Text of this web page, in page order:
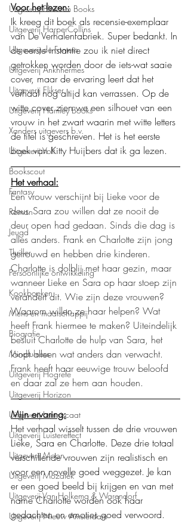
Uitgeverij Blossom Books
Uitgeverij HarperCollins
Uitgeverij de Fontein
Uitgeverij Ankhhermes
Uitgeverij Elikser
Uitgeverij Hamley Books
Xanders uitgevers b.v.
Uitgeverij Volt
Bookscout
Fantasy
Roman
Jeugd
Thriller
Persoonlijke ontwikkeling
Kookboeken
Mens en maatschappij
Biografie
Mindfulness
Uitgeverij Hogrefe
Uitgeverij Horizon
Uitgeverij Lemniscaat
Uitgeverij Luistereffect
Uitgeverij Moon
Uitgeverij Mozaïek
Uitgeverij Van Holkema & Warendorf
Uitgeverij Nieuw Amsterdam
Voor het lezen:
Ik kreeg dit boek als recensie-exemplaar
van De Verhalenfabriek. Super bedankt. In
de eerste instantie zou ik niet direct
getrokken worden door de iets-wat saaie
cover, maar de ervaring leert dat het
verhaal nog altijd kan verrassen. Op de
witte cover zien we een silhouet van een
vrouw in het zwart waarin met witte letters
de titel is geschreven. Het is het eerste
boek van Kitty Huijbers dat ik ga lezen.
Het verhaal:
Een vrouw verschijnt bij Lieke voor de
deur. Sara zou willen dat ze nooit de
deur open had gedaan. Sinds die dag is
alles anders. Frank en Charlotte zijn jong
getrouwd en hebben drie kinderen.
Charlotte is dolblij met haar gezin, maar
wanneer Lieke en Sara op haar stoep zijn
verandert dit. Wie zijn deze vrouwen?
Waarom willen ze haar helpen? Wat
heeft Frank hiermee te maken? Uiteindelijk
besluit Charlotte de hulp van Sara, het
loopt alleen wat anders dan verwacht.
Frank heeft haar eeuwige trouw beloofd
en daar zal ze hem aan houden.
Mijn ervaring:
Het verhaal wisselt tussen de drie vrouwen
Lieke, Sara en Charlotte. Deze drie totaal
verschillende vrouwen zijn realistisch en
voor een novelle goed weggezet. Je kan
er een goed beeld bij krijgen en van met
name Charlotte worden ook haar
gedachten en emoties goed verwoord.